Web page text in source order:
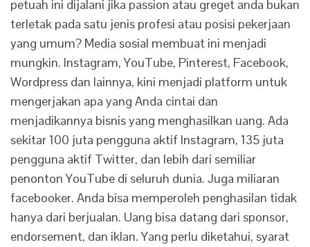
petuah ini dijalani jika passion atau greget anda bukan
terletak pada satu jenis profesi atau posisi pekerjaan
yang umum? Media sosial membuat ini menjadi
mungkin. Instagram, YouTube, Pinterest, Facebook,
Wordpress dan lainnya, kini menjadi platform untuk
mengerjakan apa yang Anda cintai dan
menjadikannya bisnis yang menghasilkan uang. Ada
sekitar 100 juta pengguna aktif Instagram, 135 juta
pengguna aktif Twitter, dan lebih dari semiliar
penonton YouTube di seluruh dunia. Juga miliaran
facebooker. Anda bisa memperoleh penghasilan tidak
hanya dari berjualan. Uang bisa datang dari sponsor,
endorsement, dan iklan. Yang perlu diketahui, syarat